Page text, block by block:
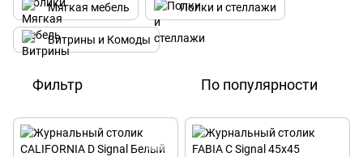
Мягкая мебель Полки и стеллажи
Витрины и Комоды
Фильтр По популярности